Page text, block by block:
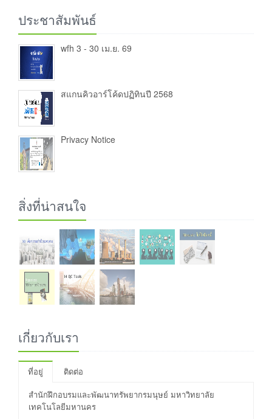
ประชาสัมพันธ์
wfh 3 - 30 เม.ย. 69
สแกนคิวอาร์โค้ดปฏิทินปี 2568
Privacy Notice
สิ่งที่น่าสนใจ
เกี่ยวกับเรา
ที่อยู่
ติดต่อ
สำนักฝึกอบรมและพัฒนาทรัพยากรมนุษย์ มหาวิทยาลัย
เทคโนโลยีมหานคร